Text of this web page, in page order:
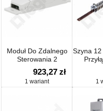
Moduł Do Zdalnego
Sterowania 2
Obwodami
Oświetlenia, Roletami I
Gniazdem 2p+z
923,27 zł
1 wariant
Szyna
1